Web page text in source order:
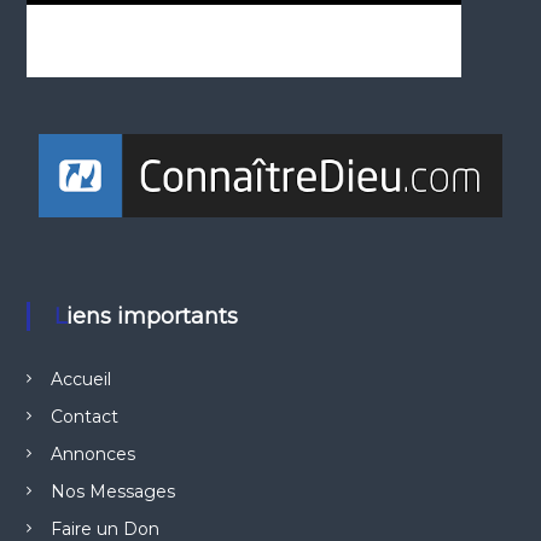
Liens importants
Accueil
Contact
Annonces
Nos Messages
Faire un Don